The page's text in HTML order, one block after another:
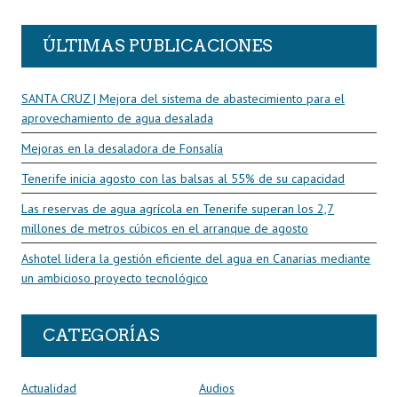
ÚLTIMAS PUBLICACIONES
SANTA CRUZ | Mejora del sistema de abastecimiento para el
aprovechamiento de agua desalada
Mejoras en la desaladora de Fonsalía
Tenerife inicia agosto con las balsas al 55% de su capacidad
Las reservas de agua agrícola en Tenerife superan los 2,7
millones de metros cúbicos en el arranque de agosto
Ashotel lidera la gestión eficiente del agua en Canarias mediante
un ambicioso proyecto tecnológico
CATEGORÍAS
Actualidad
Audios